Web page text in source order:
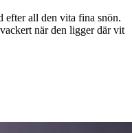
efter all den vita fina snön.
när den ligger där vit